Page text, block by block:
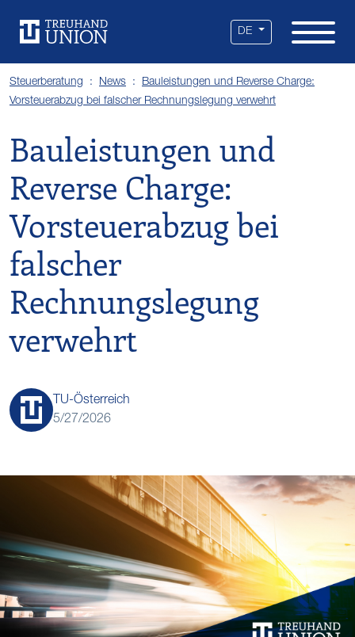
DE
Steuerberatung News
Bauleistungen und Reverse Charge:
Vorsteuerabzug bei falscher Rechnungslegung verwehrt
Bauleistungen und
Reverse Charge:
Vorsteuerabzug bei
falscher
Rechnungslegung
verwehrt
TU-Österreich
5/27/2026